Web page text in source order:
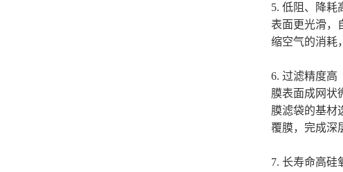
5. 低阻、降耗
表面更光滑，
缩空气的消耗
6. 过滤精度高
膜表面成网状
膜滤袋的基材
覆膜，完成深
7. 长寿命高硅